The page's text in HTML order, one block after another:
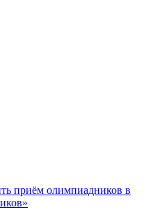
приём олимпиадников в